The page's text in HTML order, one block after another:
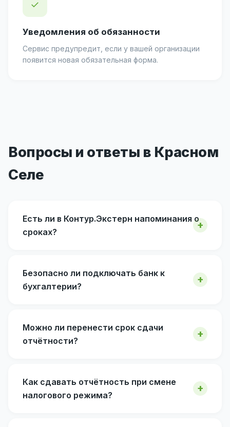
✓
Уведомления об обязанности
Сервис предупредит, если у вашей организации
появится новая обязательная форма.
Вопросы и ответы в Красном
Селе
Есть ли в Контур.Экстерн напоминания о
сроках?
Безопасно ли подключать банк к
бухгалтерии?
Можно ли перенести срок сдачи
отчётности?
Как сдавать отчётность при смене
налогового режима?